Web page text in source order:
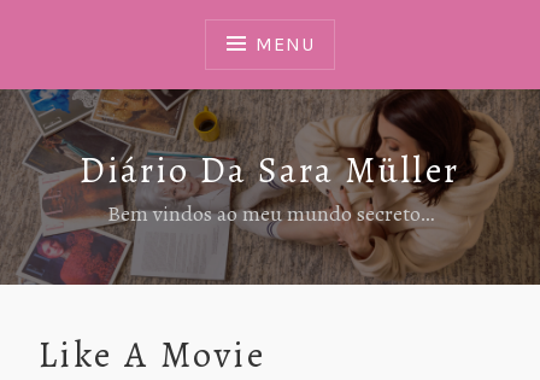
MENU
Diário Da Sara Müller
Bem vindos ao meu mundo secreto…
Like A Movie